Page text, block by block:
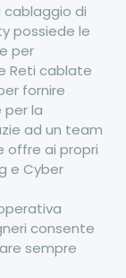
cablaggio di
possiede le
per
Reti cablate
fornire
la
ad un team
offre ai propri
e Cyber
consente
sempre